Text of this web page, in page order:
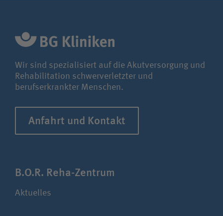
Wir sind spezialisiert auf die Akutversorgung und
Rehabilitation schwerverletzter und
berufserkrankter Menschen.
Anfahrt und Kontakt
B.O.R. Reha-Zentrum
Aktuelles